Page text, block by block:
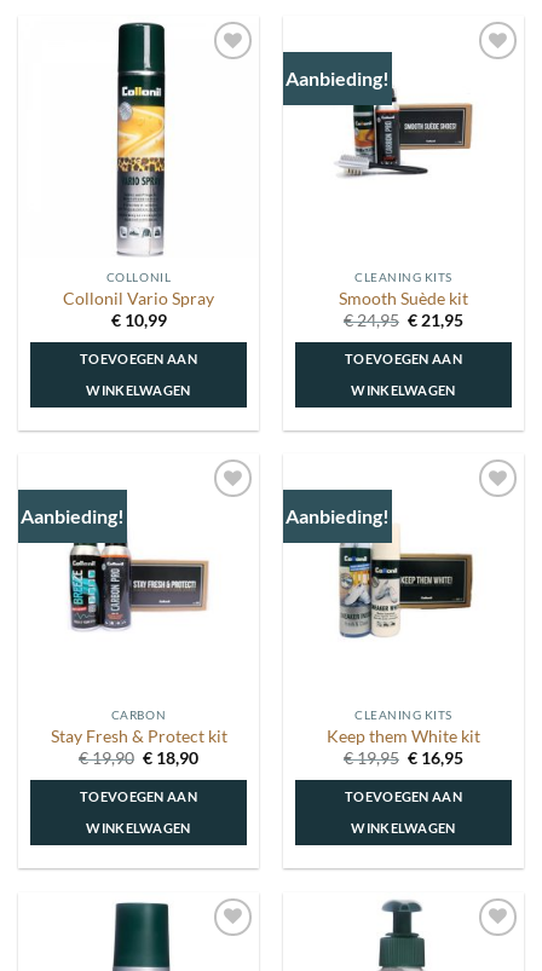
COLLONIL
Collonil Vario Spray
€10,99
TOEVOEGEN AAN
WINKELWAGEN
Aanbieding!
wenslijst
CLEANING KITS
Smooth Suède kit
€24,95 Oorspronkelijke
prijs
was:
€ 24,95.
€ 21,95Huidige
TOEVOEGEN AAN
WINKELWAGEN
Aanbieding!
CARBON
Stay Fresh & Protect kit
€19,90 Oorspronkelijke
prijs
was:
€ 19,90.
€ 18,90Huidige
TOEVOEGEN AAN
WINKELWAGEN
Aanbieding!
CLEANING KITS
Keep them White kit
€19,95 Oorspronkelijke
prijs
was:
€ 19,95.
€ 16,95Huidige
TOEVOEGEN AAN
WINKELWAGEN